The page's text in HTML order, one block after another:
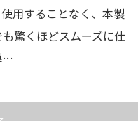
用することなく、本製
驚くほどスムーズに仕
…